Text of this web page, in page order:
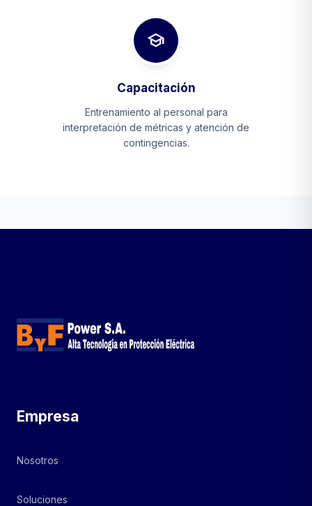
school
Capacitación
Entrenamiento al personal para
interpretación de métricas y atención de
contingencias.
Empresa
Nosotros
Soluciones